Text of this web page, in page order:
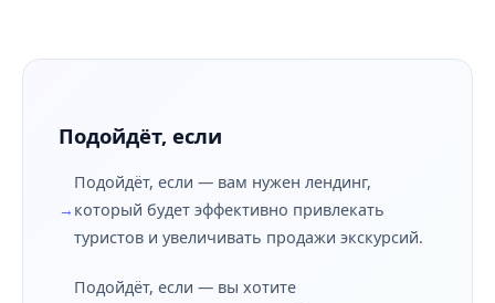
Подойдёт, если
Подойдёт, если — вам нужен лендинг,
который будет эффективно привлекать
туристов и увеличивать продажи экскурсий.
Подойдёт, если — вы хотите